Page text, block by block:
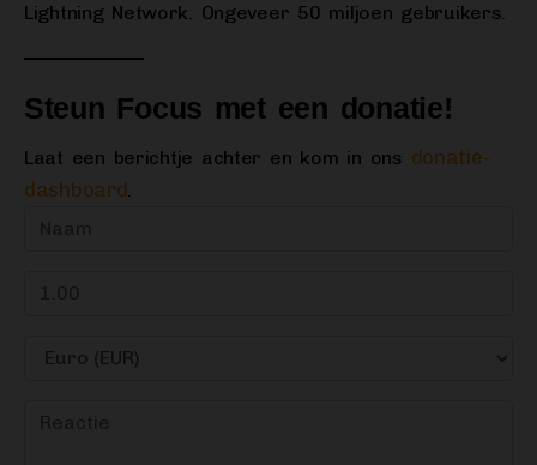
Lightning Network. Ongeveer 50 miljoen gebruikers.
Steun Focus met een donatie!
Laat een berichtje achter en kom in ons donatie-
dashboard